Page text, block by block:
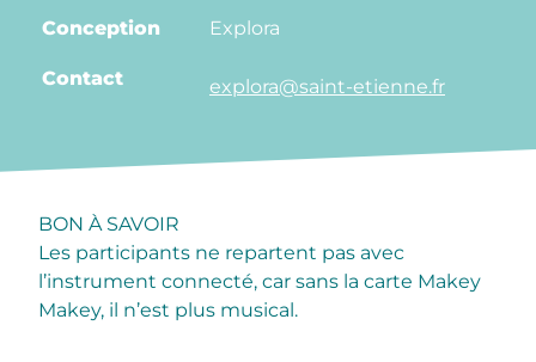
Conception Explora
Contact explora@saint-etienne.fr
BON À SAVOIR
Les participants ne repartent pas avec
l’instrument connecté, car sans la carte Makey
Makey, il n’est plus musical.